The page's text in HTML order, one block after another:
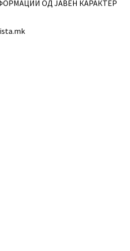
ОД ЈАВЕН КАРАКТЕР